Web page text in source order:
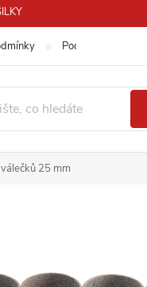
Podmínky ochrany
25 mm